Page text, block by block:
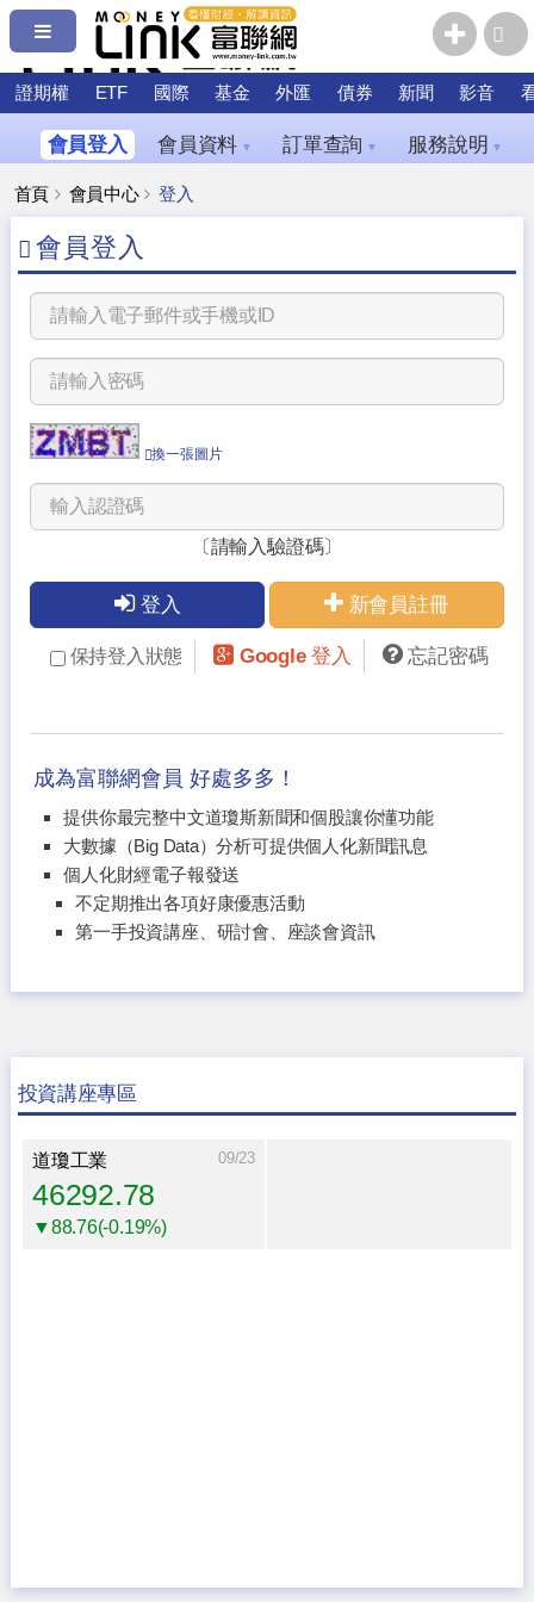
證期權 ETF 國際 基金 外匯 債券 新聞 影音
會員登入 會員資料 ▼ 訂單查詢 ▼ 服務說明 ▼
首頁 會員中心 登入
會員登入
換一張圖片
〔請輸入驗證碼〕
登入 新會員註冊
保持登入狀態 Google 登入 忘記密碼
成為富聯網會員 好處多多！
提供你最完整中文道瓊斯新聞和個股讓你懂功能
大數據（Big Data）分析可提供個人化新聞訊息
個人化財經電子報發送
不定期推出各項好康優惠活動
第一手投資講座、研討會、座談會資訊
投資講座專區
道瓊工業 09/23
46292.78
▼88.76(-0.19%)